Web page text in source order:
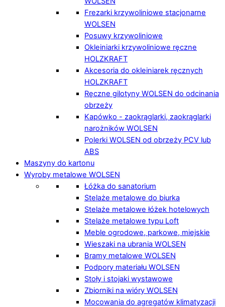
Frezarki krzywoliniowe stacjonarne
WOLSEN
Posuwy krzywoliniowe
Okleiniarki krzywoliniowe ręczne
HOLZKRAFT
Akcesoria do okleiniarek ręcznych
HOLZKRAFT
Ręczne gilotyny WOLSEN do odcinania
obrzeży
Kapówko - zaokrąglarki, zaokrąglarki
narożników WOLSEN
Polerki WOLSEN od obrzeży PCV lub
ABS
Maszyny do kartonu
Wyroby metalowe WOLSEN
Łóżka do sanatorium
Stelaże metalowe do biurka
Stelaże metalowe łóżek hotelowych
Stelaże metalowe typu Loft
Meble ogrodowe, parkowe, miejskie
Wieszaki na ubrania WOLSEN
Bramy metalowe WOLSEN
Podpory materiału WOLSEN
Stoły i stojaki wystawowe
Zbiorniki na wióry WOLSEN
Mocowania do agregatów klimatyzacji